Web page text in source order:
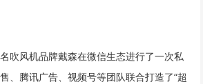
吹风机品牌戴森在微信生态进行了一次私
、腾讯广告、视频号等团队联合打造了“超